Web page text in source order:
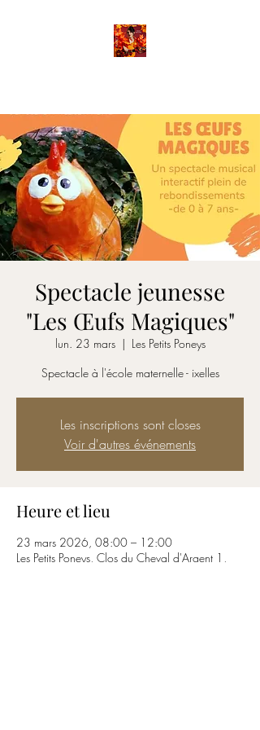
Spectacle jeunesse
"Les Œufs Magiques"
lun. 23 mars
  |
Les Petits Poneys
Spectacle à l'école maternelle - ixelles
Les inscriptions sont closes
Voir d'autres événements
Heure et lieu
23 mars 2026, 08:00 – 12:00
Les Petits Poneys, Clos du Cheval d'Argent 1,